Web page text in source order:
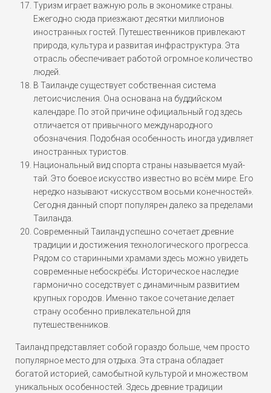
Туризм играет важную роль в экономике страны.
Ежегодно сюда приезжают десятки миллионов
иностранных гостей. Путешественников привлекают
природа, культура и развитая инфраструктура. Эта
отрасль обеспечивает работой огромное количество
людей.
В Таиланде существует собственная система
летоисчисления. Она основана на буддийском
календаре. По этой причине официальный год здесь
отличается от привычного международного
обозначения. Подобная особенность иногда удивляет
иностранных туристов.
Национальный вид спорта страны называется муай-
тай. Это боевое искусство известно во всём мире. Его
нередко называют «искусством восьми конечностей».
Сегодня данный спорт популярен далеко за пределами
Таиланда.
Современный Таиланд успешно сочетает древние
традиции и достижения технологического прогресса.
Рядом со старинными храмами здесь можно увидеть
современные небоскрёбы. Историческое наследие
гармонично соседствует с динамичным развитием
крупных городов. Именно такое сочетание делает
страну особенно привлекательной для
путешественников.
Таиланд представляет собой гораздо больше, чем просто
популярное место для отдыха. Эта страна обладает
богатой историей, самобытной культурой и множеством
уникальных особенностей. Здесь древние традиции